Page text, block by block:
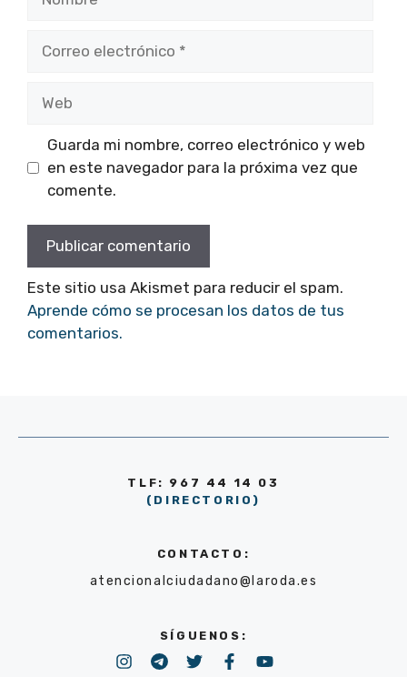
electrónico
Guarda mi nombre, correo electrónico y web
en este navegador para la próxima vez que
comente.
Este sitio usa Akismet para reducir el spam.
Aprende cómo se procesan los datos de tus
comentarios.
TLF: 967 44 14 03
(DIRECTORIO)
CONTACTO:
atencionalciudadano@laroda.es
SÍGUENOS: